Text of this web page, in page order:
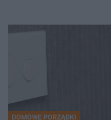
DOMOWE PORZĄDKI